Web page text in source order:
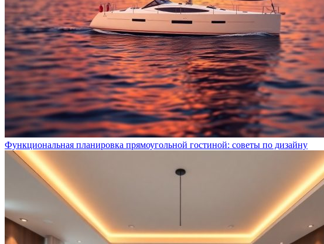
Функциональная планировка прямоугольной гостиной: советы по дизайну